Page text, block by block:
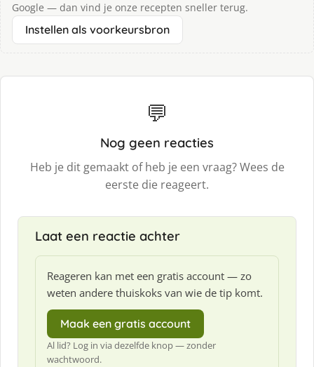
Google — dan vind je onze recepten sneller terug.
Instellen als voorkeursbron
💬
Nog geen reacties
Heb je dit gemaakt of heb je een vraag? Wees de
eerste die reageert.
Laat een reactie achter
Reageren kan met een gratis account — zo
weten andere thuiskoks van wie de tip komt.
Maak een gratis account
Al lid? Log in via dezelfde knop — zonder
wachtwoord.